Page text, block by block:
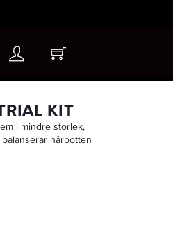
KIT
i mindre storlek,
hårbotten